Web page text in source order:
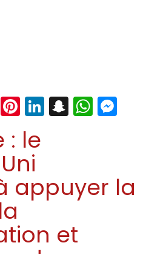
instagram
Pinterest
LinkedIn
Snapchat
: le
appuyer la
et